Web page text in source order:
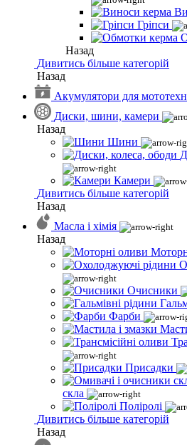
Гріпси
Назад
Дивитись більше категорій
Назад
Акумулятори для
Диски, шини, камери
Назад
Шини
Камери
Дивитись більше категорій
Назад
Масла і хімія
Назад
Очисники
Фарби
Присадки
скла
Поліролі
Дивитись більше категорій
Назад